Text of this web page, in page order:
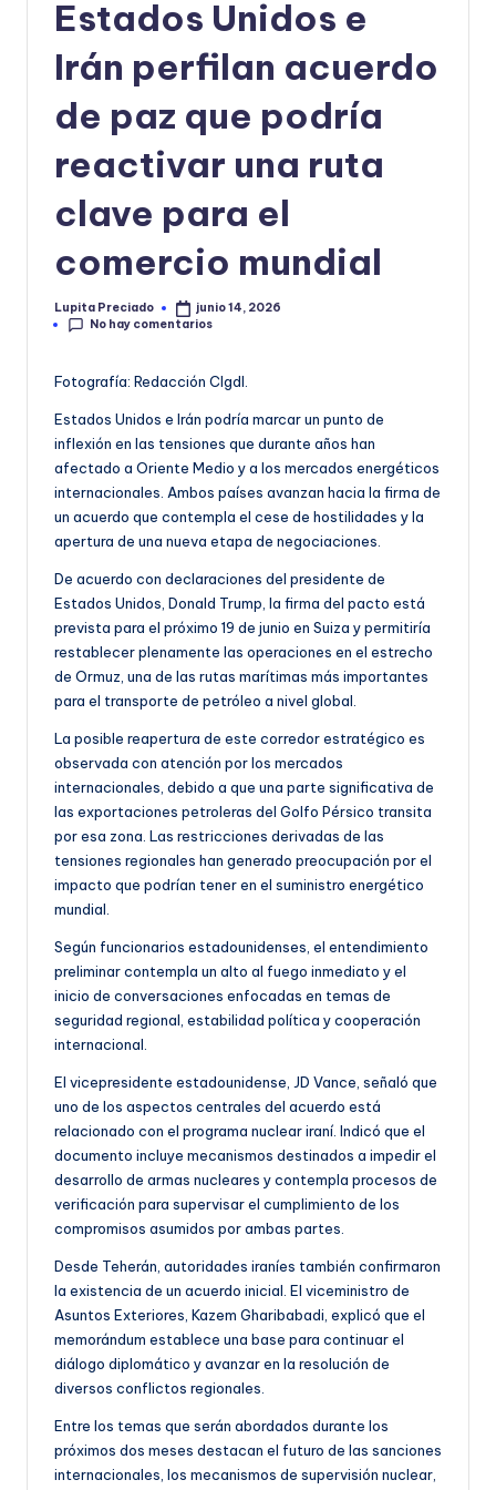
Estados Unidos e
Irán perfilan acuerdo
de paz que podría
reactivar una ruta
clave para el
comercio mundial
Publicado
por
Lupita Preciado
junio 14, 2026
No hay comentarios
Fotografía: Redacción CIgdl.
Estados Unidos e Irán podría marcar un punto de
inflexión en las tensiones que durante años han
afectado a Oriente Medio y a los mercados energéticos
internacionales. Ambos países avanzan hacia la firma de
un acuerdo que contempla el cese de hostilidades y la
apertura de una nueva etapa de negociaciones.
De acuerdo con declaraciones del presidente de
Estados Unidos, Donald Trump, la firma del pacto está
prevista para el próximo 19 de junio en Suiza y permitiría
restablecer plenamente las operaciones en el estrecho
de Ormuz, una de las rutas marítimas más importantes
para el transporte de petróleo a nivel global.
La posible reapertura de este corredor estratégico es
observada con atención por los mercados
internacionales, debido a que una parte significativa de
las exportaciones petroleras del Golfo Pérsico transita
por esa zona. Las restricciones derivadas de las
tensiones regionales han generado preocupación por el
impacto que podrían tener en el suministro energético
mundial.
Según funcionarios estadounidenses, el entendimiento
preliminar contempla un alto al fuego inmediato y el
inicio de conversaciones enfocadas en temas de
seguridad regional, estabilidad política y cooperación
internacional.
El vicepresidente estadounidense, JD Vance, señaló que
uno de los aspectos centrales del acuerdo está
relacionado con el programa nuclear iraní. Indicó que el
documento incluye mecanismos destinados a impedir el
desarrollo de armas nucleares y contempla procesos de
verificación para supervisar el cumplimiento de los
compromisos asumidos por ambas partes.
Desde Teherán, autoridades iraníes también confirmaron
la existencia de un acuerdo inicial. El viceministro de
Asuntos Exteriores, Kazem Gharibabadi, explicó que el
memorándum establece una base para continuar el
diálogo diplomático y avanzar en la resolución de
diversos conflictos regionales.
Entre los temas que serán abordados durante los
próximos dos meses destacan el futuro de las sanciones
internacionales, los mecanismos de supervisión nuclear,